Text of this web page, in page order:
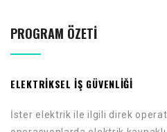
PROGRAM ÖZETI
ELEKTRIKSEL İŞ GÜVENLIĞI
İster elektrik ile ilgili direk